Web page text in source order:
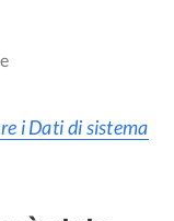
i Dati di sistema